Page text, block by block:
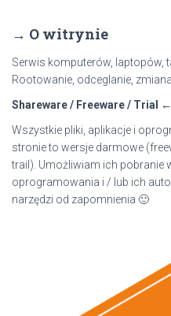
:
→ O witrynie
Serwis komputerów, laptopów,
Rootowanie, odceglanie,
Shareware / Freeware / Trial ←
Wszystkie pliki, aplikacje i
stronie to wersje darmowe
trail). Umożliwiam ich pobranie
oprogramowania i / lub ich
narzędzi od zapomnienia 🙂